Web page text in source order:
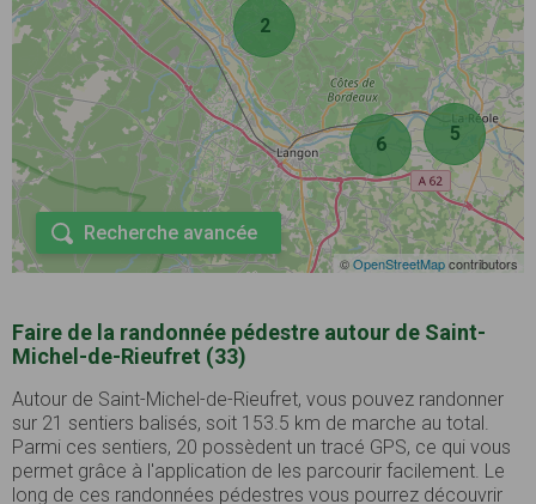
5
6
2
©OpenStreetMapcontributors
Recherche avancée
Faire de la randonnée pédestre autour de Saint-
Michel-de-Rieufret (33)
Autour de Saint-Michel-de-Rieufret, vous pouvez randonner
sur 21 sentiers balisés, soit 153.5 km de marche au total.
Parmi ces sentiers, 20 possèdent un tracé GPS, ce qui vous
permet grâce à l'application de les parcourir facilement. Le
long de ces randonnées pédestres vous pourrez découvrir